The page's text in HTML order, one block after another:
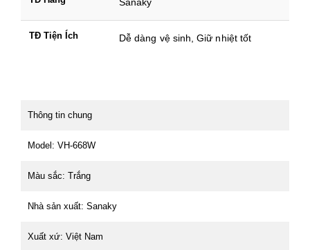
Sanaky
TĐ Tiện Ích Dễ dàng vệ sinh, Giữ nhiệt tốt
Thông tin chung
Model: VH-668W
Màu sắc: Trắng
Nhà sản xuất: Sanaky
Xuất xứ: Việt Nam